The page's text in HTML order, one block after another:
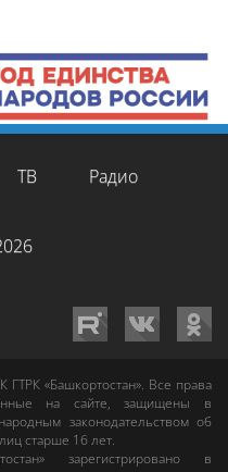
ТВ Радио
«Башкортостан». Все права
на сайте, защищены в
законодательством об
старше 16 лет.
зарегистрировано в